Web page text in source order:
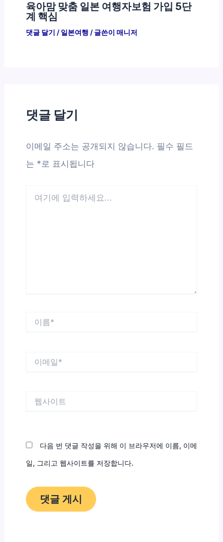
육아맘 맞춤 일본 여행자보험 가입 5단
계 핵심
댓글 달기 / 일본여행 / 글쓴이 매니저
댓글 달기
이메일 주소는 공개되지 않습니다. 필수 필드
는 * 로 표시됩니다
다음 번 댓글 작성을 위해 이 브라우저에 이름, 이메
일, 그리고 웹사이트를 저장합니다.